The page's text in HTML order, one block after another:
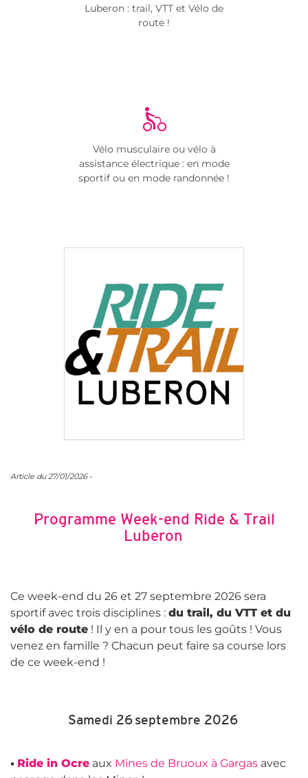
Luberon : trail, VTT et Vélo de
route !
Vélo musculaire ou vélo à
assistance électrique : en mode
sportif ou en mode randonnée !
Article du 27/01/2026 •
Programme Week-end Ride & Trail
Luberon
Ce week-end du 26 et 27 septembre 2026 sera
sportif avec trois disciplines : du trail, du VTT et du
vélo de route ! Il y en a pour tous les goûts ! Vous
venez en famille ? Chacun peut faire sa course lors
de ce week-end !
Samedi 26 septembre 2026
• Ride in Ocre aux Mines de Bruoux à Gargas avec